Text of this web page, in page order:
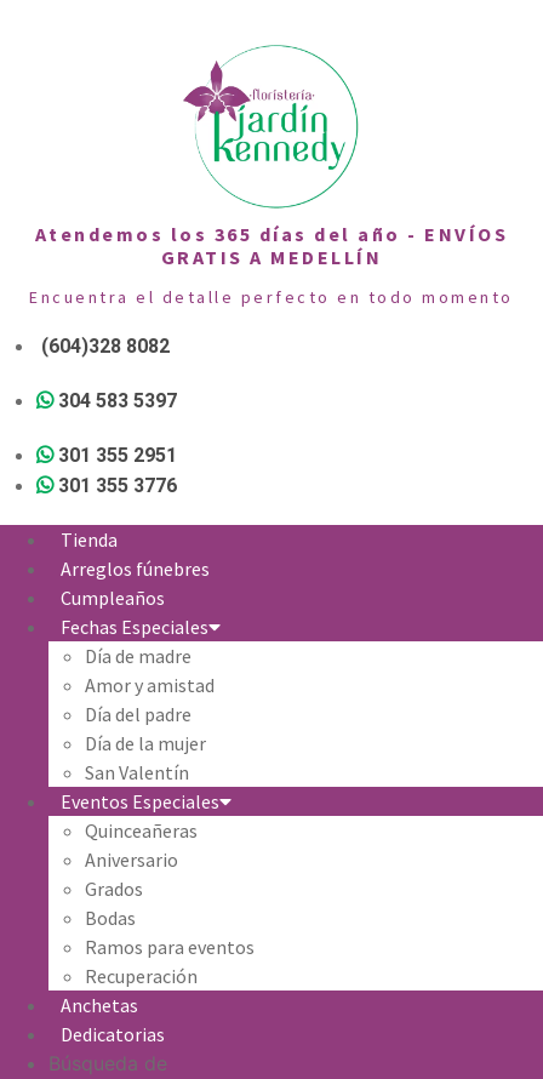
Atendemos los 365 días del año - ENVÍOS
GRATIS A MEDELLÍN
Encuentra el detalle perfecto en todo momento
(604)328 8082
304 583 5397
301 355 2951
301 355 3776
Tienda
Arreglos fúnebres
Cumpleaños
Fechas Especiales
Día de madre
Amor y amistad
Día del padre
Día de la mujer
San Valentín
Eventos Especiales
Quinceañeras
Aniversario
Grados
Bodas
Ramos para eventos
Recuperación
Anchetas
Dedicatorias
Búsqueda de